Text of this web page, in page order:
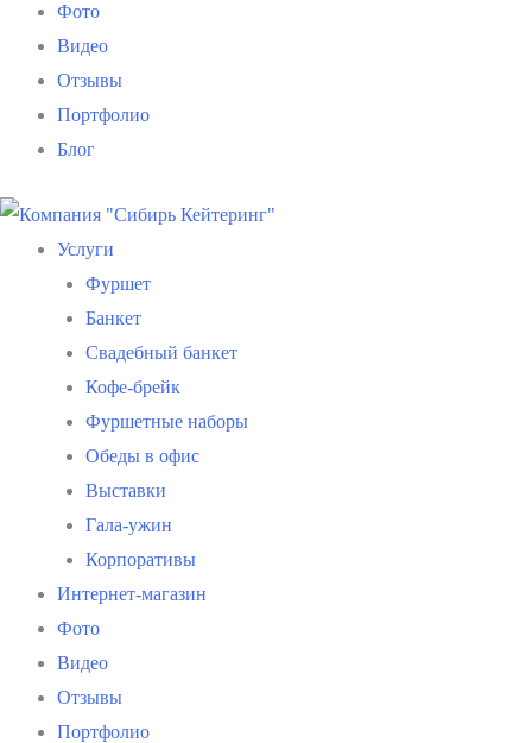
Фото
Видео
Отзывы
Портфолио
Блог
Услуги
Фуршет
Банкет
Свадебный банкет
Кофе-брейк
Фуршетные наборы
Обеды в офис
Выставки
Гала-ужин
Корпоративы
Интернет-магазин
Фото
Видео
Отзывы
Портфолио